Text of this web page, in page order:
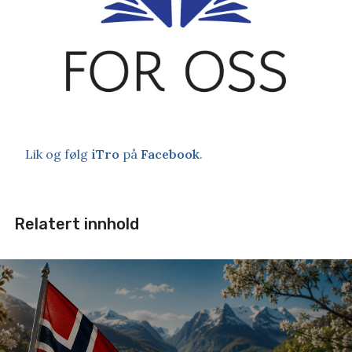
Lik og følg iTro på Facebook.
Relatert innhold